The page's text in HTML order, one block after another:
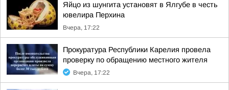
Яйцо из шунгита установят в Ялгубе в честь
ювелира Перхина
Вчера, 17:22
Прокуратура Республики Карелия провела
проверку по обращению местного жителя
Вчера, 17:22